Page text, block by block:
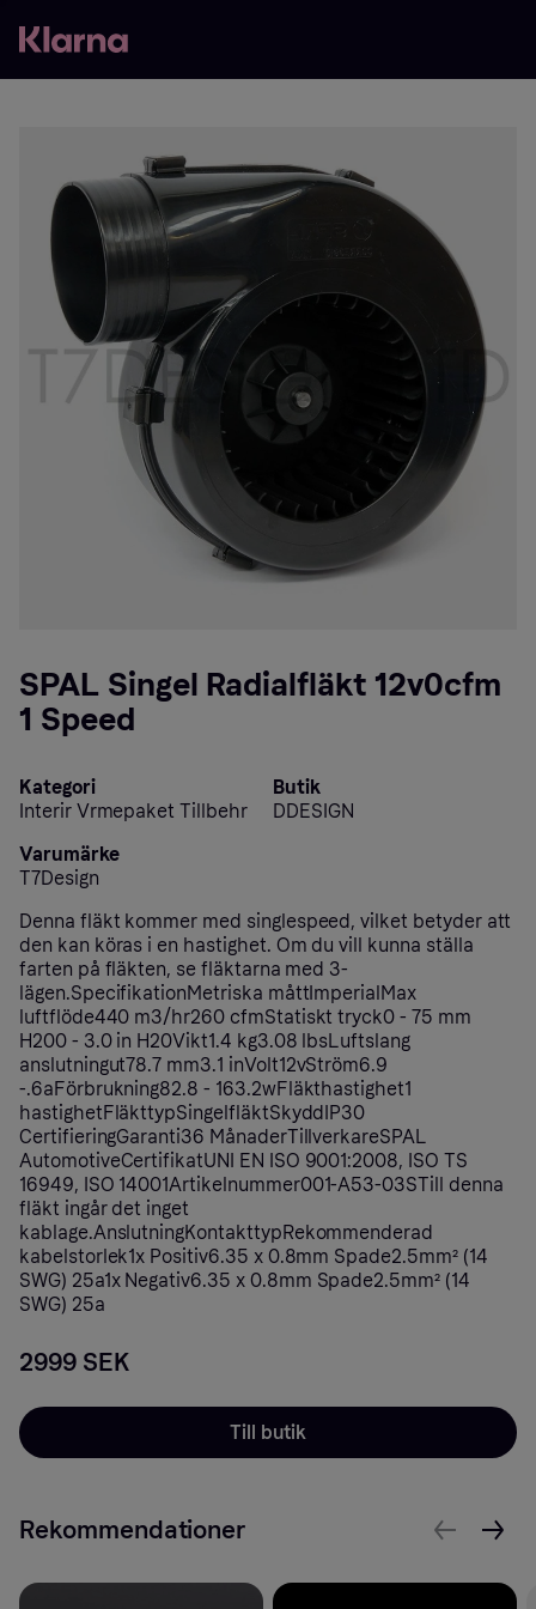
SPAL Singel Radialfläkt 12v0cfm
1 Speed
Kategori
Interir Vrmepaket Tillbehr
Butik
DDESIGN
Varumärke
T7Design
Denna fläkt kommer med singlespeed, vilket betyder att
den kan köras i en hastighet. Om du vill kunna ställa
farten på fläkten, se fläktarna med 3-
lägen.SpecifikationMetriska måttImperialMax
luftflöde440 m3/hr260 cfmStatiskt tryck0 - 75 mm
H200 - 3.0 in H20Vikt1.4 kg3.08 lbsLuftslang
anslutningut78.7 mm3.1 inVolt12vStröm6.9
-.6aFörbrukning82.8 - 163.2wFläkthastighet1
hastighetFläkttypSingelfläktSkyddIP30
CertifieringGaranti36 MånaderTillverkareSPAL
AutomotiveCertifikatUNI EN ISO 9001:2008, ISO TS
16949, ISO 14001Artikelnummer001-A53-03STill denna
fläkt ingår det inget
kablage.AnslutningKontakttypRekommenderad
kabelstorlek1x Positiv6.35 x 0.8mm Spade2.5mm² (14
SWG) 25a1x Negativ6.35 x 0.8mm Spade2.5mm² (14
SWG) 25a
2999 SEK
Till butik
Rekommendationer